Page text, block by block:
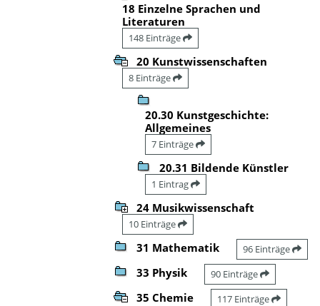
18 Einzelne Sprachen und
Literaturen
148 Einträge
20 Kunstwissenschaften
8 Einträge
20.30 Kunstgeschichte:
Allgemeines
7 Einträge
20.31 Bildende Künstler
1 Eintrag
24 Musikwissenschaft
10 Einträge
31 Mathematik 96 Einträge
33 Physik 90 Einträge
35 Chemie 117 Einträge